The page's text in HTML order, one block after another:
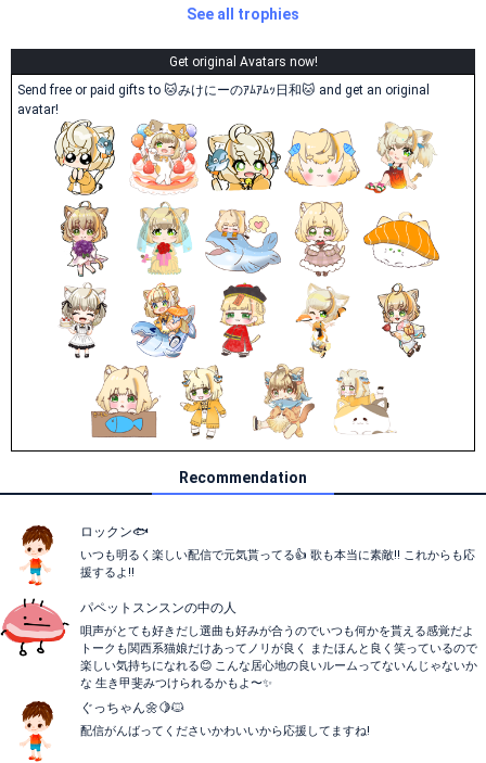
See all trophies
Get original Avatars now!
Send free or paid gifts to 🐱みけにーのｱﾑｱﾑｯ日和🐱 and get an original
avatar!
Recommendation
ロックン🐟
いつも明るく楽しい配信で元気貰ってる👍 歌も本当に素敵!! これからも応
援するよ!!
パペットスンスンの中の人
唄声がとても好きだし選曲も好みが合うのでいつも何かを貰える感覚だよ
トークも関西系猫娘だけあってノリが良く またほんと良く笑っているので
楽しい気持ちになれる😊 こんな居心地の良いルームってないんじゃないか
な 生き甲斐みつけられるかもよ〜✨
ぐっちゃん🌼🍋🐱
配信がんばってくださいかわいいから応援してますね!